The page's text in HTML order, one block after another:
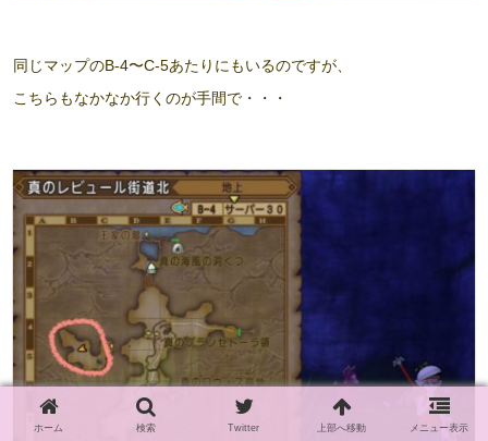
同じマップのB-4〜C-5あたりにもいるのですが、
こちらもなかなか行くのが手間で・・・
ホーム 検索 Twitter 上部へ移動 メニュー表示